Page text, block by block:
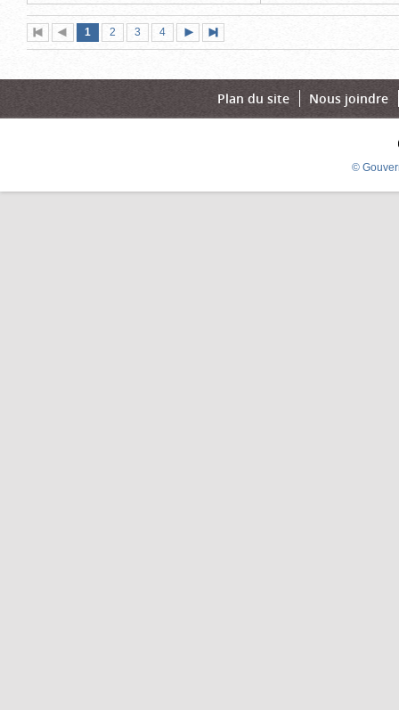
Première
page
Page
précédente
Page
1 (page
actuelle)
Page
2 Page
3 Page
4
suivante
page
Plan du site Nous joindre
©